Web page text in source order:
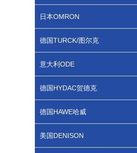
日本OMRON
德国TURCK/图尔克
意大利ODE
德国HYDAC贺德克
德国HAWE哈威
美国DENISON